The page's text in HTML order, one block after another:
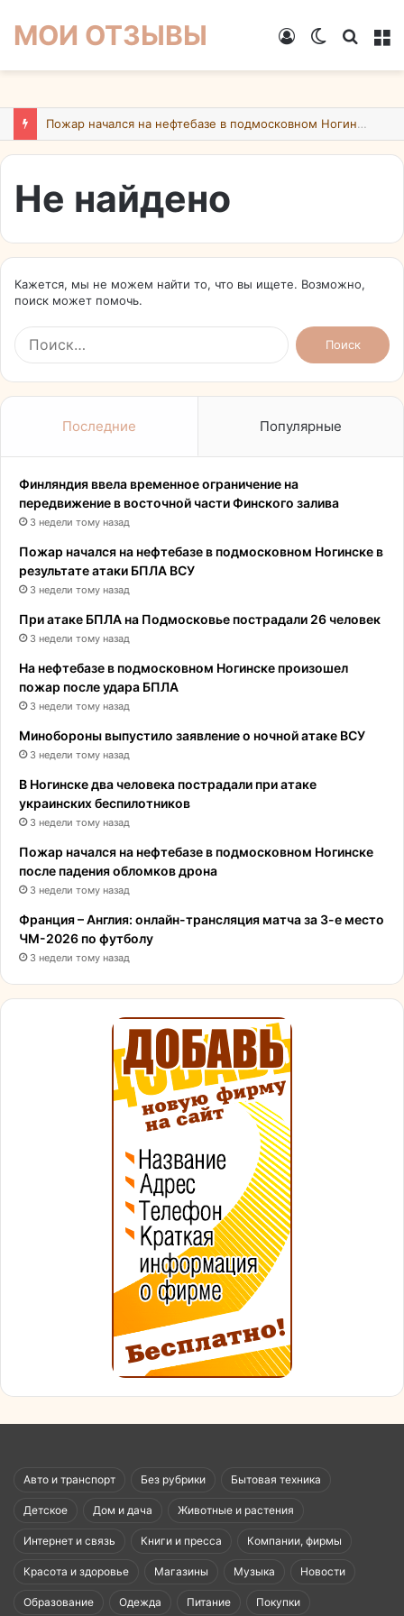
МОИ ОТЗЫВЫ
Switch
Войти
Пожар начался на нефтебазе в подмосковном Ногинске в результате атаки БПЛА ВСУ
Не найдено
Кажется, мы не можем найти то, что вы ищете. Возможно,
поиск может помочь.
Найти:
Последние Популярные
Финляндия ввела временное ограничение на
передвижение в восточной части Финского залива
3 недели тому назад
Пожар начался на нефтебазе в подмосковном Ногинске в
результате атаки БПЛА ВСУ
3 недели тому назад
При атаке БПЛА на Подмосковье пострадали 26 человек
3 недели тому назад
На нефтебазе в подмосковном Ногинске произошел
пожар после удара БПЛА
3 недели тому назад
Минобороны выпустило заявление о ночной атаке ВСУ
3 недели тому назад
В Ногинске два человека пострадали при атаке
украинских беспилотников
3 недели тому назад
Пожар начался на нефтебазе в подмосковном Ногинске
после падения обломков дрона
3 недели тому назад
Франция – Англия: онлайн-трансляция матча за 3-е место
ЧМ-2026 по футболу
3 недели тому назад
Авто и транспорт Без рубрики Бытовая техника
Детское Дом и дача Животные и растения
Интернет и связь Книги и пресса Компании, фирмы
Красота и здоровье Магазины Музыка Новости
Образование Одежда Питание Покупки